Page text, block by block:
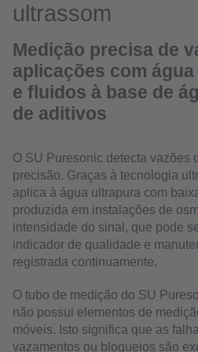
ultrassom
Medição precisa de
aplicações com
e fluidos à base de
de aditivos
O SU Puresonic detecta vazões
precisão. Graças à tecnologia
aplica à água ultrapura com
produzida em instalações de
intensidade do sinal, que pode
indicador de qualidade e
registrada continuamente.
O tubo de medição do SU
não possui elementos de
móveis. Isto significa que as
vazamentos ou bloqueios são